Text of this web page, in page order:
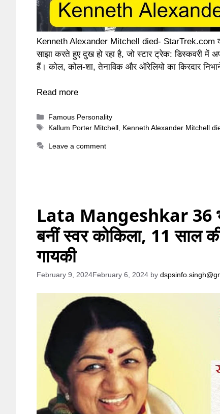
Kenneth Alexander Mitchell died-
साझा करते हुए दुख हो रहा है, जो स्टार ट्रेक: डिस्कवरी में
हैं। कोल, कोल-शा, तेनाविक और ऑरेलियो का किरदार
Read more
Categories
Famous Personality
Tags
Kallum Porter Mitchell Kenneth Alexander Mitchell
Leave a comment
Lata Mangeshkar 36
बनीं स्वर कोकिला, 11 साल
गायकी
February 9, 2024February 6, 2024 by